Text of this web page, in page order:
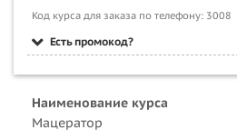
Код курса для заказа по телефону: 3008
Есть промокод?
Наименование курса
Мацератор